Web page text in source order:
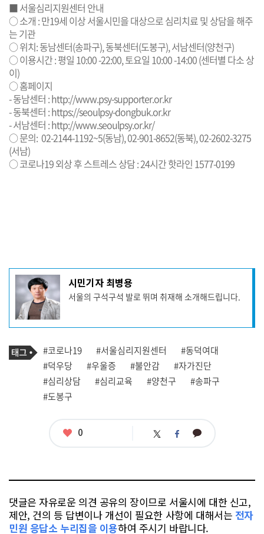
■ 서울심리지원센터 안내
○ 소개 : 만19세 이상 서울시민을 대상으로 심리치료 및 상담을 해주
는 기관
○ 위치: 동남센터(송파구), 동북센터(도봉구), 서남센터(양천구)
○ 이용시간 : 평일 10:00 -22:00, 토요일 10:00 -14:00 (센터별 다소 상
이)
○ 홈페이지
- 동남센터 :http://www.psy-supporter.or.kr
- 동북센터 :https://seoulpsy-dongbuk.or.kr
- 서남센터 :http://www.seoulpsy.or.kr/
○ 문의: 02-2144-1192~5(동남), 02-901-8652(동북), 02-2602-3275
(서남)
○ 코로나19 외상 후 스트레스 상담 : 24시간 핫라인 1577-0199
기
사
작
성
자
프
필
시민기자 최병용
서울의 구석구석 발로 뛰며 취재해 소개해드립니다.
기
사
관
련
태
그
태
그
#코로나19 #서울심리지원센터
#동덕여대
#덕우당
#우울증 #불안감
#자가진단
#심리상담
#심리교육 #양천구
#송파구
#도봉구
좋
0 트 페 카
댓글은 자유로운 의견 공유의 장이므로 서울시에 대한 신고,
제안, 건의 등 답변이나 개선이 필요한 사항에 대해서는 전자
민원 응답소 누리집을 이용하여 주시기 바랍니다.